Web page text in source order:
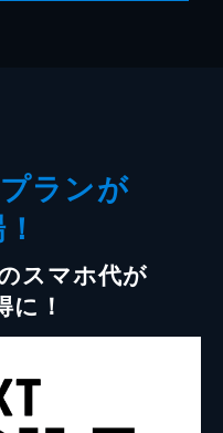
ランが
スマホ代が
！